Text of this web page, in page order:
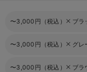
〜3,000円（税込） ブラ
〜3,000円（税込） グレ
〜3,000円（税込） ブラ